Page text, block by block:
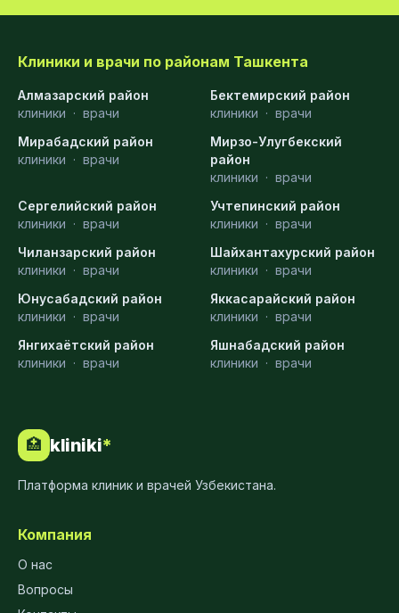
Клиники и врачи по районам Ташкента
Алмазарский район
клиники · врачи
Бектемирский район
клиники · врачи
Мирабадский район
клиники · врачи
Мирзо-Улугбекский
район
клиники · врачи
Сергелийский район
клиники · врачи
Учтепинский район
клиники · врачи
Чиланзарский район
клиники · врачи
Шайхантахурский район
клиники · врачи
Юнусабадский район
клиники · врачи
Яккасарайский район
клиники · врачи
Янгихаётский район
клиники · врачи
Яшнабадский район
клиники · врачи
🏥 kliniki*
Платформа клиник и врачей Узбекистана.
Компания
О нас
Вопросы